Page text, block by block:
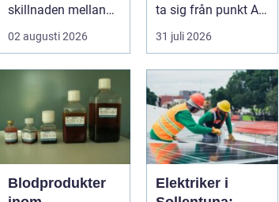
skillnaden mellan
en lokal som
02 augusti 2026
ta sig från punkt A
till punkt B. För
31 juli 2026
Blodprodukter
Elektriker i